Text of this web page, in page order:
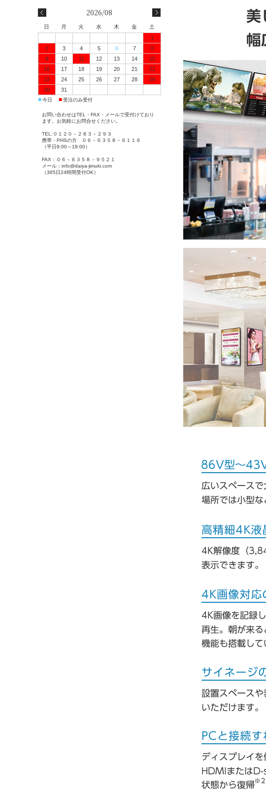
2026/08
日 月 火 水 木 金
土
1
2
3 4 5 6 7
8
9
10 11 12 13 14
15
16
17 18 19 20 21
22
23
24 25 26 27 28
29
30
31
■今日 ■受注のみ受付
お問い合わせはTEL・FAX・メールで受付けており
ます。お気軽にお問合せください。
TEL:０１２０－２８３－２９３
携帯・PHSの方 ０６－６３５８－６１１６
（平日9:00～18:00）
FAX：０６－６３５８－９５２１
メール：info@daiya-jimuki.com
（365日24時間受付OK）